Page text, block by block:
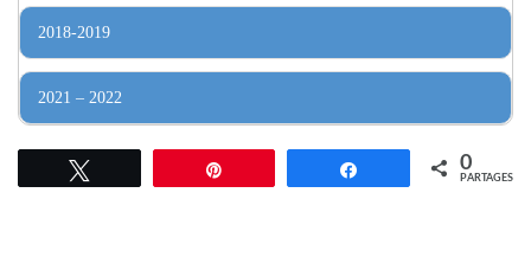
2018-2019
2021 – 2022
Partagez 0
PARTAGES